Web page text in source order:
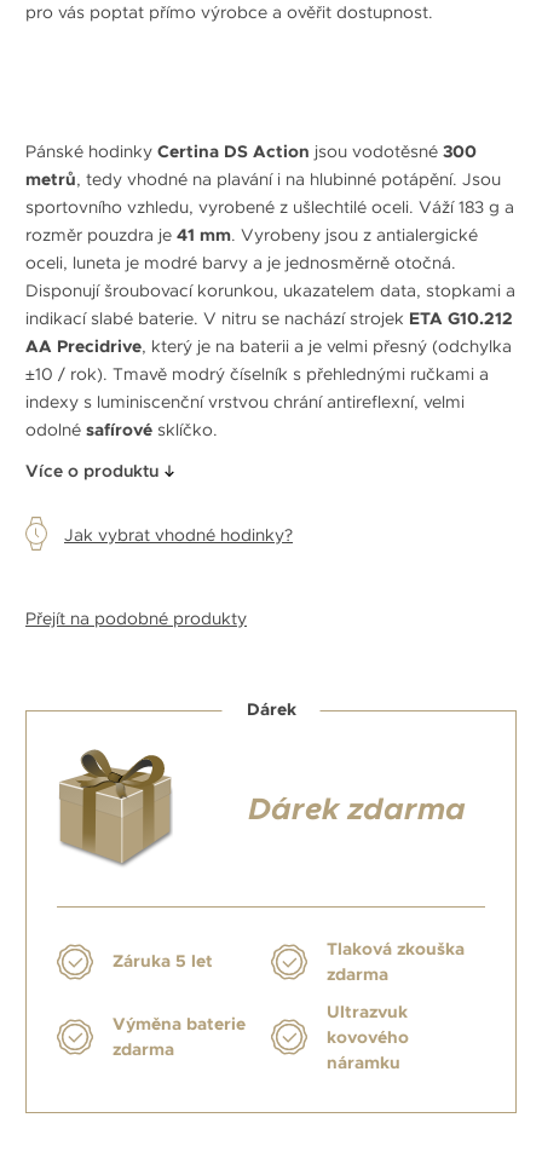
pro vás poptat přímo výrobce a ověřit dostupnost.
Pánské hodinky Certina DS Action jsou vodotěsné 300
metrů, tedy vhodné na plavání i na hlubinné potápění. Jsou
sportovního vzhledu, vyrobené z ušlechtilé oceli. Váží 183 g a
rozměr pouzdra je 41 mm. Vyrobeny jsou z antialergické
oceli, luneta je modré barvy a je jednosměrně otočná.
Disponují šroubovací korunkou, ukazatelem data, stopkami a
indikací slabé baterie. V nitru se nachází strojek ETA G10.212
AA Precidrive, který je na baterii a je velmi přesný (odchylka
±10 / rok). Tmavě modrý číselník s přehlednými ručkami a
indexy s luminiscenční vrstvou chrání antireflexní, velmi
odolné safírové sklíčko.
Více o produktu
Jak vybrat vhodné hodinky?
Přejít na podobné produkty
Dárek
Dárek zdarma
Záruka 5 let
Tlaková zkouška
zdarma
Výměna baterie
zdarma
Ultrazvuk
kovového
náramku